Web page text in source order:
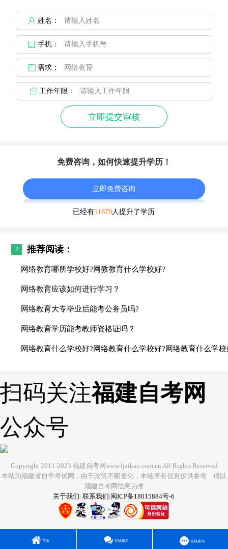
姓名：
手机：
需求：
工作年限：
立即提交审核
免费咨询，如何快速提升学历！
立即免费咨询
已经有51879 人提升了学历
2 推荐阅读：
网络教育哪所学校好?网教教育什么学校好?
网络教育应该如何进行学习？
网络教育大专毕业后能考公务员吗?
网络教育学历能考教师资格证吗？
网络教育什么学校好?网络教育什么学校好?网络教育什么学
扫码关注福建自考网
公众号
首页 在线报名 在线咨询
Copyright 2011-2023 福建自考网www.fjzikao.com.cn All Rights Reserved
本站为福建省自学考试网，由于政策不断变化，本站所有信息仅供参考，请以
福建自考网信息为准
关于我们| 联系我们|闽ICP备18015884号-6